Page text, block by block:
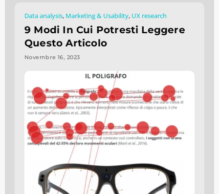
Data analysis, Marketing & Usability, UX research
9 Modi In Cui Potresti Leggere
Questo Articolo
Novembre 16, 2023